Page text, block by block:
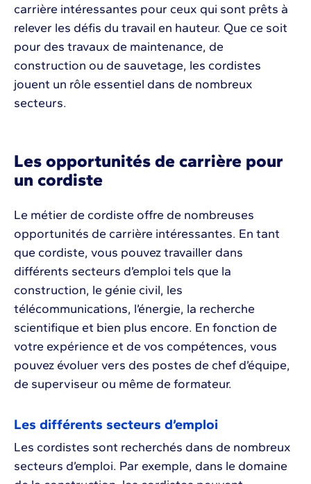
carrière intéressantes pour ceux qui sont prêts à
relever les défis du travail en hauteur. Que ce soit
pour des travaux de maintenance, de
construction ou de sauvetage, les cordistes
jouent un rôle essentiel dans de nombreux
secteurs.
Les opportunités de carrière pour
un cordiste
Le métier de cordiste offre de nombreuses
opportunités de carrière intéressantes. En tant
que cordiste, vous pouvez travailler dans
différents secteurs d’emploi tels que la
construction, le génie civil, les
télécommunications, l’énergie, la recherche
scientifique et bien plus encore. En fonction de
votre expérience et de vos compétences, vous
pouvez évoluer vers des postes de chef d’équipe,
de superviseur ou même de formateur.
Les différents secteurs d’emploi
Les cordistes sont recherchés dans de nombreux
secteurs d’emploi. Par exemple, dans le domaine